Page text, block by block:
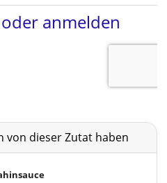
von dieser Zutat haben